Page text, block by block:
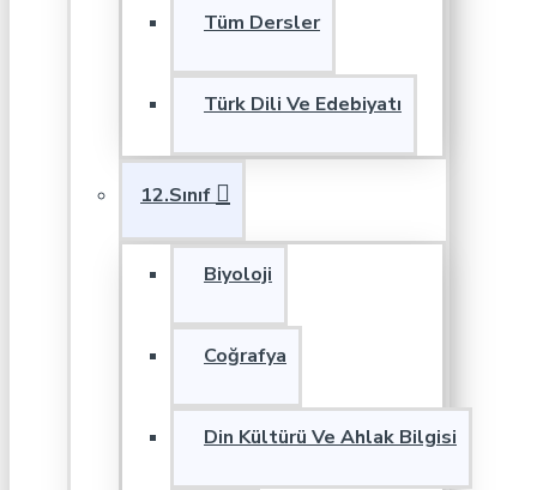
Tüm Dersler
Türk Dili Ve Edebiyatı
12.Sınıf
Biyoloji
Coğrafya
Din Kültürü Ve Ahlak Bilgisi